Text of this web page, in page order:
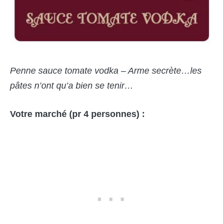
Penne sauce tomate vodka – Arme secrète…les
pâtes n’ont qu’a bien se tenir…
Votre marché (pr 4 personnes) :